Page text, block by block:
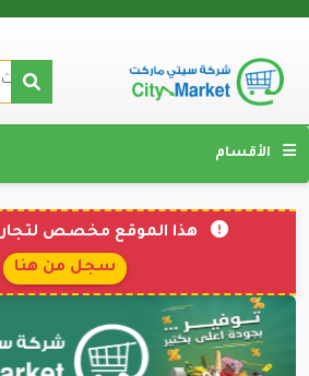
الأقسام
هذا الموقع مخصص
سجل من هنا